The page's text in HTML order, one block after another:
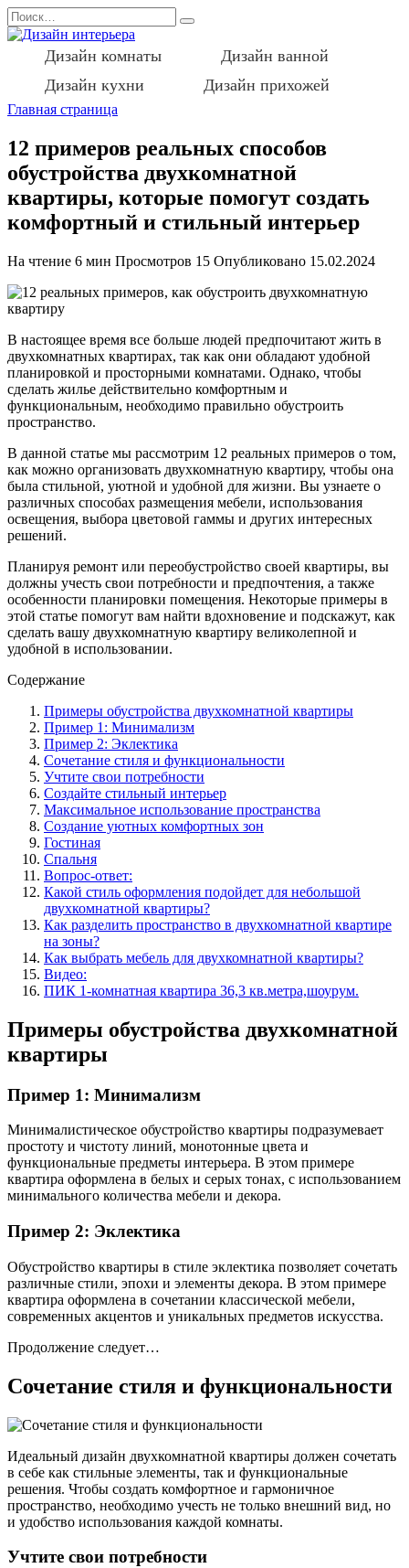
Перейти
к
содержанию
Search
for:
Дизайн комнаты
Дизайн ванной
Дизайн кухни
Дизайн прихожей
Главная страница
12 примеров реальных способов
обустройства двухкомнатной
квартиры, которые помогут создать
комфортный и стильный интерьер
На чтение 6 мин Просмотров 15 Опубликовано 15.02.2024
В настоящее время все больше людей предпочитают жить в
двухкомнатных квартирах, так как они обладают удобной
планировкой и просторными комнатами. Однако, чтобы
сделать жилье действительно комфортным и
функциональным, необходимо правильно обустроить
пространство.
В данной статье мы рассмотрим 12 реальных примеров о том,
как можно организовать двухкомнатную квартиру, чтобы она
была стильной, уютной и удобной для жизни. Вы узнаете о
различных способах размещения мебели, использования
освещения, выбора цветовой гаммы и других интересных
решений.
Планируя ремонт или переобустройство своей квартиры, вы
должны учесть свои потребности и предпочтения, а также
особенности планировки помещения. Некоторые примеры в
этой статье помогут вам найти вдохновение и подскажут, как
сделать вашу двухкомнатную квартиру великолепной и
удобной в использовании.
Содержание
Примеры обустройства двухкомнатной квартиры
Пример 1: Минимализм
Пример 2: Эклектика
Сочетание стиля и функциональности
Учтите свои потребности
Создайте стильный интерьер
Максимальное использование пространства
Создание уютных комфортных зон
Гостиная
Спальня
Вопрос-ответ:
Какой стиль оформления подойдет для небольшой
двухкомнатной квартиры?
Как разделить пространство в двухкомнатной квартире
на зоны?
Как выбрать мебель для двухкомнатной квартиры?
Видео:
ПИК 1-комнатная квартира 36,3 кв.метра,шоурум.
Примеры обустройства двухкомнатной
квартиры
Пример 1: Минимализм
Минималистическое обустройство квартиры подразумевает
простоту и чистоту линий, монотонные цвета и
функциональные предметы интерьера. В этом примере
квартира оформлена в белых и серых тонах, с использованием
минимального количества мебели и декора.
Пример 2: Эклектика
Обустройство квартиры в стиле эклектика позволяет сочетать
различные стили, эпохи и элементы декора. В этом примере
квартира оформлена в сочетании классической мебели,
современных акцентов и уникальных предметов искусства.
Продолжение следует…
Сочетание стиля и функциональности
Идеальный дизайн двухкомнатной квартиры должен сочетать
в себе как стильные элементы, так и функциональные
решения. Чтобы создать комфортное и гармоничное
пространство, необходимо учесть не только внешний вид, но
и удобство использования каждой комнаты.
Учтите свои потребности